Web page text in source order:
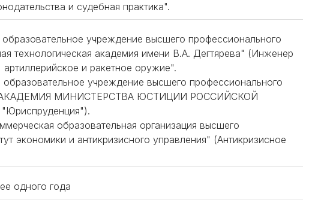
и судебная практика".
учреждение высшего профессионального
технологическая академия имени В.А. Дегтярева" (Инженер
и ракетное оружие".
учреждение высшего профессионального
АКАДЕМИЯ МИНИСТЕРСТВА ЮСТИЦИИ РОССИЙСКОЙ
образовательная организация высшего
экономики и антикризисного управления" (Антикризисное
одного года